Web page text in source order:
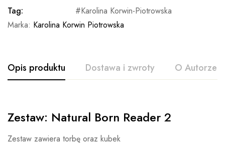
Tag:
Karolina Korwin-Piotrowska
Marka: Karolina Korwin Piotrowska
Opis produktu Dostawa i zwroty O Autorze
Zestaw: Natural Born Reader 2
Zestaw zawiera torbę oraz kubek